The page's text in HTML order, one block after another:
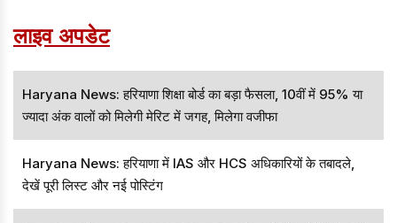
फ़ोल्डर में चले जाएंगे।
लाइव अपडेट
Haryana News: हरियाणा शिक्षा बोर्ड का बड़ा फैसला, 10वीं में 95% या
ज्यादा अंक वालों को मिलेगी मेरिट में जगह, मिलेगा वजीफा
Haryana News: हरियाणा में IAS और HCS अधिकारियों के तबादले,
देखें पूरी लिस्ट और नई पोस्टिंग